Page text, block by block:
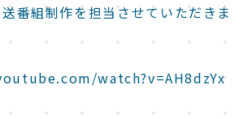
番組制作を担当させていただきま
watch?v=AH8dzYx